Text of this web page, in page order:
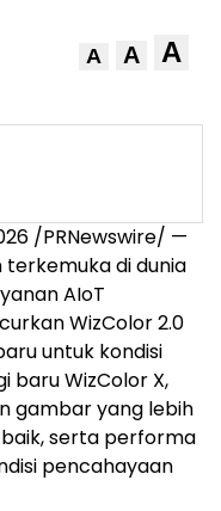
A A A
/PRNewswire/ —
terkemuka di dunia
AIoT
WizColor 2.0
untuk kondisi
baru WizColor X,
gambar yang lebih
serta performa
pencahayaan